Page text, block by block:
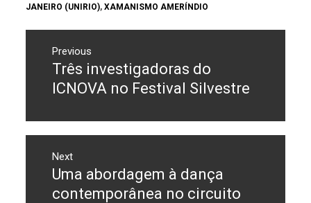
JANEIRO (UNIRIO),XAMANISMO AMERÍNDIO
Navegação
artigos
Previous
Previous
post:
Três investigadoras do
ICNOVA no Festival Silvestre
Next
Next
post:
Uma abordagem à dança
contemporânea no circuito